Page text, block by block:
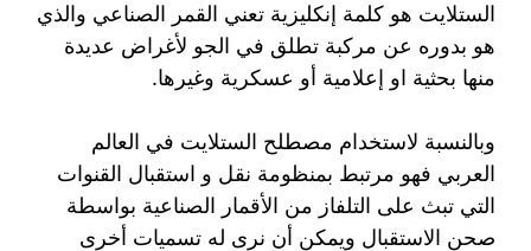
الستلايت هو كلمة إنكليزية تعني القمر الصناعي والذي
هو بدوره عن مركبة تطلق في الجو لأغراض عديدة
منها بحثية او إعلامية أو عسكرية وغيرها.
وبالنسبة لاستخدام مصطلح الستلايت في العالم
العربي فهو مرتبط بمنظومة نقل و استقبال القنوات
التي تبث على التلفاز من الأقمار الصناعية بواسطة
صحن الاستقبال ويمكن أن نرى له تسميات أخرى